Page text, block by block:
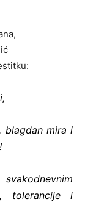
blagdan mira i
tolerancije i